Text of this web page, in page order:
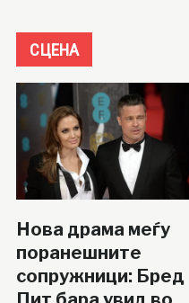
СЦЕНА
Нова драма меѓу
поранешните
сопружници: Бред